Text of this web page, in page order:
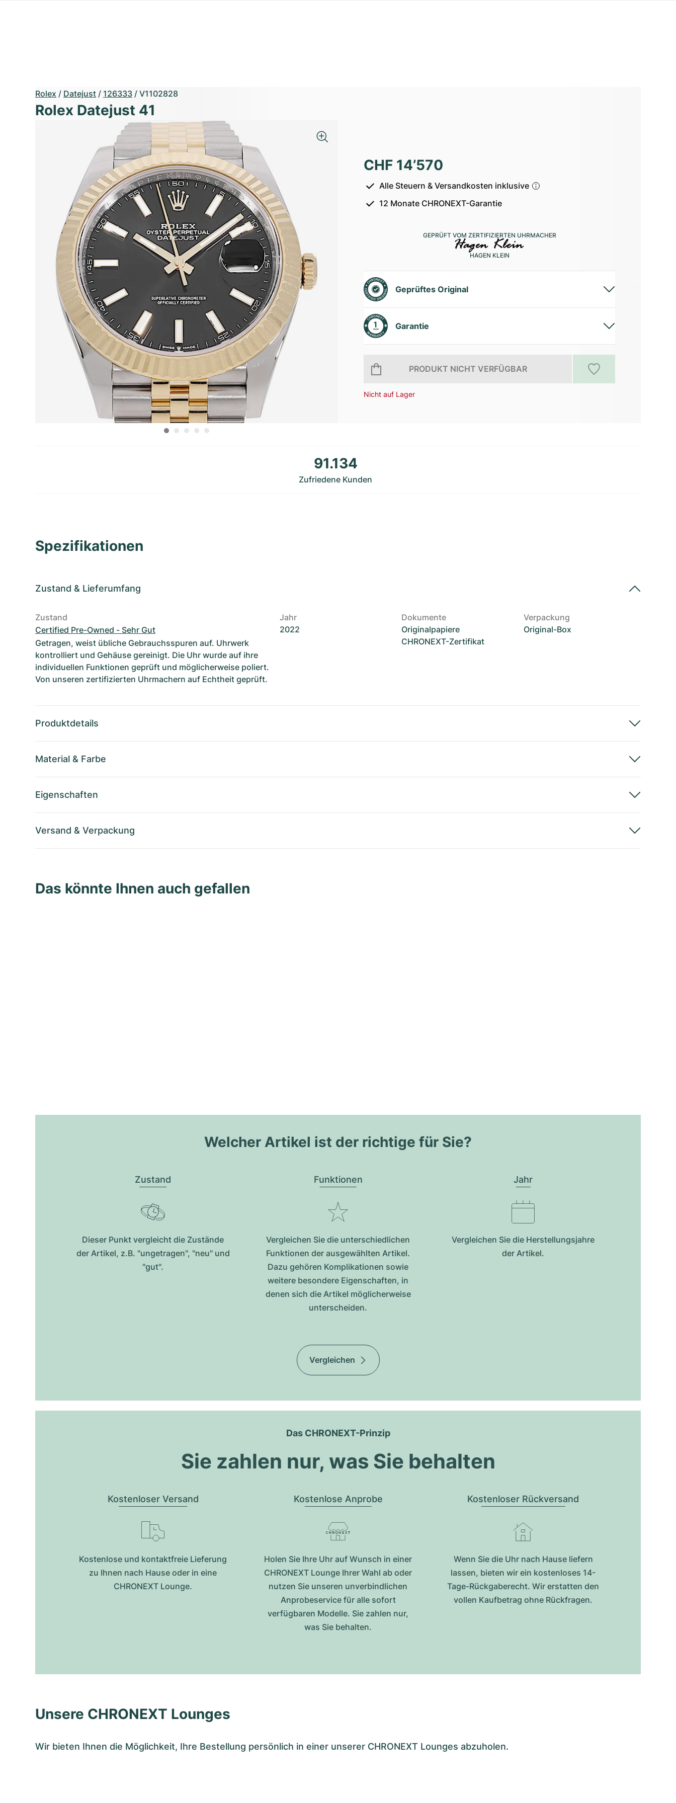
Rolex / Datejust / 126333 / V1102828
Rolex Datejust 41
CHF 14’570
Alle Steuern & Versandkosten inklusive
12 Monate CHRONEXT-Garantie
GEPRÜFT VOM ZERTIFIZIERTEN UHRMACHER
HAGEN KLEIN
Geprüftes Original
Garantie
PRODUKT NICHT VERFÜGBAR
Nicht auf Lager
91.134
Zufriedene Kunden
Spezifikationen
Zustand & Lieferumfang
Zustand
Certified Pre-Owned - Sehr Gut
Getragen, weist übliche Gebrauchsspuren auf. Uhrwerk
kontrolliert und Gehäuse gereinigt. Die Uhr wurde auf ihre
individuellen Funktionen geprüft und möglicherweise poliert.
Von unseren zertifizierten Uhrmachern auf Echtheit geprüft.
Jahr
2022
Dokumente
Originalpapiere
CHRONEXT-Zertifikat
Verpackung
Original-Box
Produktdetails
Material & Farbe
Eigenschaften
Versand & Verpackung
Das könnte Ihnen auch gefallen
Welcher Artikel ist der richtige für Sie?
Zustand
Dieser Punkt vergleicht die Zustände
der Artikel, z.B. "ungetragen", "neu" und
"gut".
Funktionen
Vergleichen Sie die unterschiedlichen
Funktionen der ausgewählten Artikel.
Dazu gehören Komplikationen sowie
weitere besondere Eigenschaften, in
denen sich die Artikel möglicherweise
unterscheiden.
Jahr
Vergleichen Sie die Herstellungsjahre
der Artikel.
Vergleichen
Das CHRONEXT-Prinzip
Sie zahlen nur, was Sie behalten
Kostenloser Versand
Kostenlose und kontaktfreie Lieferung
zu Ihnen nach Hause oder in eine
CHRONEXT Lounge.
Kostenlose Anprobe
Holen Sie Ihre Uhr auf Wunsch in einer
CHRONEXT Lounge Ihrer Wahl ab oder
nutzen Sie unseren unverbindlichen
Anprobeservice für alle sofort
verfügbaren Modelle. Sie zahlen nur,
was Sie behalten.
Kostenloser Rückversand
Wenn Sie die Uhr nach Hause liefern
lassen, bieten wir ein kostenloses 14-
Tage-Rückgaberecht. Wir erstatten den
vollen Kaufbetrag ohne Rückfragen.
Unsere CHRONEXT Lounges
Wir bieten Ihnen die Möglichkeit, Ihre Bestellung persönlich in einer unserer CHRONEXT Lounges abzuholen.